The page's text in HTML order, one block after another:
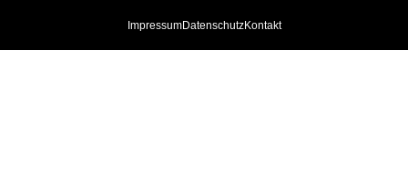
ImpressumDatenschutzKontakt